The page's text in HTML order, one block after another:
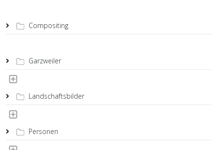
Compositing
Garzweiler
Landschaftsbilder
Personen